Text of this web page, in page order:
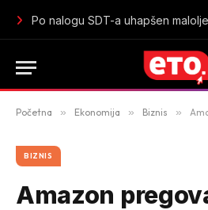
Istorijski uspjeh mladih „lavica“:
Početna » Ekonomija » Biznis »
BIZNIS
Amazon